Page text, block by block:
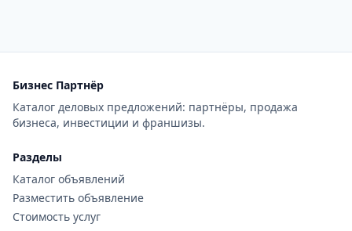
Бизнес Партнёр
Каталог деловых предложений: партнёры, продажа
бизнеса, инвестиции и франшизы.
Разделы
Каталог объявлений
Разместить объявление
Стоимость услуг